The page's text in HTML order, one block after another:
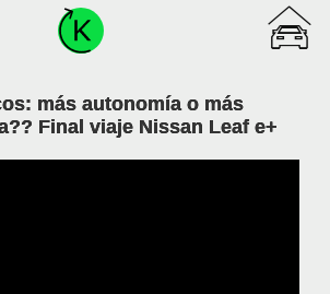
más autonomía o más
Final viaje Nissan Leaf e+